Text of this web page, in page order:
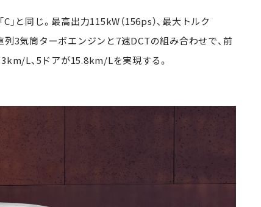
と同じ。最高出力115kW（156ps）、最大トルク
3気筒ターボエンジンと7速DCTの組み合わせで、前
L、5ドアが15.8km/Lを実現する。